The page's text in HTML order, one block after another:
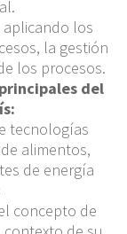
los
la gestión
los procesos.
del
tecnologías
alimentos,
de energía
concepto de